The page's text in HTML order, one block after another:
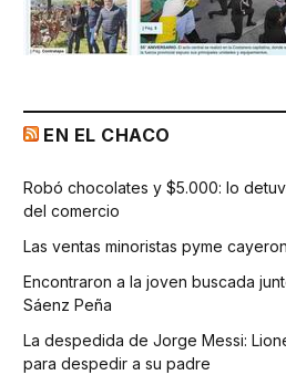
EN EL CHACO
Robó chocolates y $5.000: lo
del comercio
Las ventas minoristas pyme
Encontraron a la joven buscada
Sáenz Peña
La despedida de Jorge Messi:
para despedir a su padre